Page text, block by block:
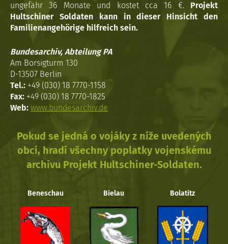
ungefähr 36 Monate und kostet cca 16 €. Projekt
Hultschiner Soldaten kann in dieser Hinsicht den
Familienangehörige hilfreich sein.
Bundesarchiv, Abteilung PA
Am Borsigturm 130
D-13507 Berlin
Tel.: +49 (030) 18 7770-1158
Fax: +49 (030) 18 7770-1825
Web: www.bundesarchiv.de
Pokud se jedná o vojáky z níže uvedených
obcí, hradí všechny poplatky vojenskému
archivu Projekt Hultschiner-Soldaten.
Beneschau Bielau Bolatitz